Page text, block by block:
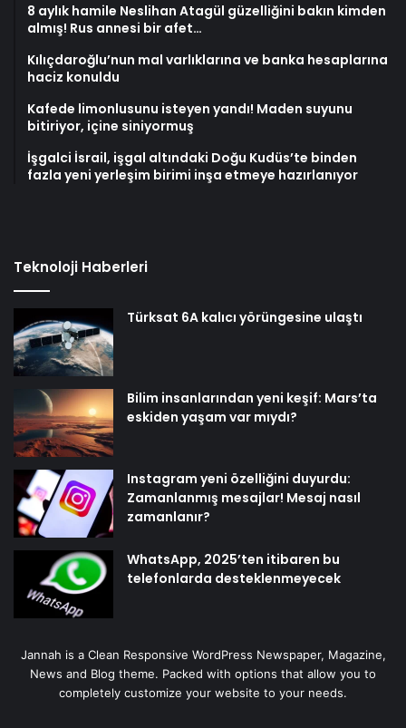
8 aylık hamile Neslihan Atagül güzelliğini bakın kimden
almış! Rus annesi bir afet…
Kılıçdaroğlu’nun mal varlıklarına ve banka hesaplarına
haciz konuldu
Kafede limonlusunu isteyen yandı! Maden suyunu
bitiriyor, içine siniyormuş
İşgalci İsrail, işgal altındaki Doğu Kudüs’te binden
fazla yeni yerleşim birimi inşa etmeye hazırlanıyor
Teknoloji Haberleri
Türksat 6A kalıcı yörüngesine ulaştı
Bilim insanlarından yeni keşif: Mars’ta
eskiden yaşam var mıydı?
Instagram yeni özelliğini duyurdu:
Zamanlanmış mesajlar! Mesaj nasıl
zamanlanır?
WhatsApp, 2025’ten itibaren bu
telefonlarda desteklenmeyecek
Jannah is a Clean Responsive WordPress Newspaper, Magazine,
News and Blog theme. Packed with options that allow you to
completely customize your website to your needs.